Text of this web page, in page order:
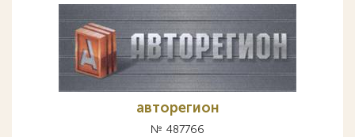
авторегион
№ 487766